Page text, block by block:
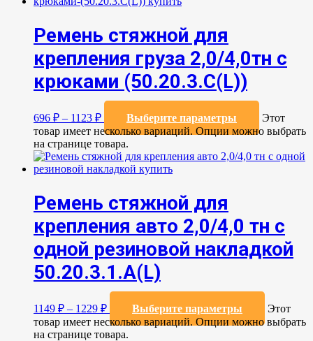
Ремень стяжной для
крепления груза 2,0/4,0тн с
крюками (50.20.3.C(L))
696 ₽ – 1123 ₽ Выберите параметры
Этот
товар имеет несколько вариаций. Опции можно выбрать
на странице товара.
Ремень стяжной для
крепления авто 2,0/4,0 тн с
одной резиновой накладкой
50.20.3.1.А(L)
1149 ₽ – 1229 ₽ Выберите параметры
Этот
товар имеет несколько вариаций. Опции можно выбрать
на странице товара.